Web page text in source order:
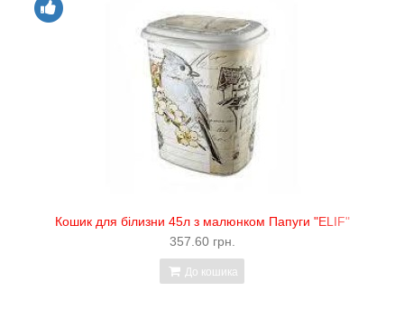
Кошик для білизни 45л з малюнком Папуги "ELIF"
357.60 грн.
До кошика